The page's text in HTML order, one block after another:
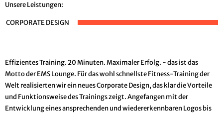
Unsere Leistungen:
CORPORATE DESIGN
Effizientes Training. 20 Minuten. Maximaler Erfolg. - das ist das
Motto der EMS Lounge. Für das wohl schnellste Fitness-Training der
Welt realisierten wir ein neues Corporate Design, das klar die Vorteile
und Funktionsweise des Trainings zeigt. Angefangen mit der
Entwicklung eines ansprechenden und wiedererkennbaren Logos bis